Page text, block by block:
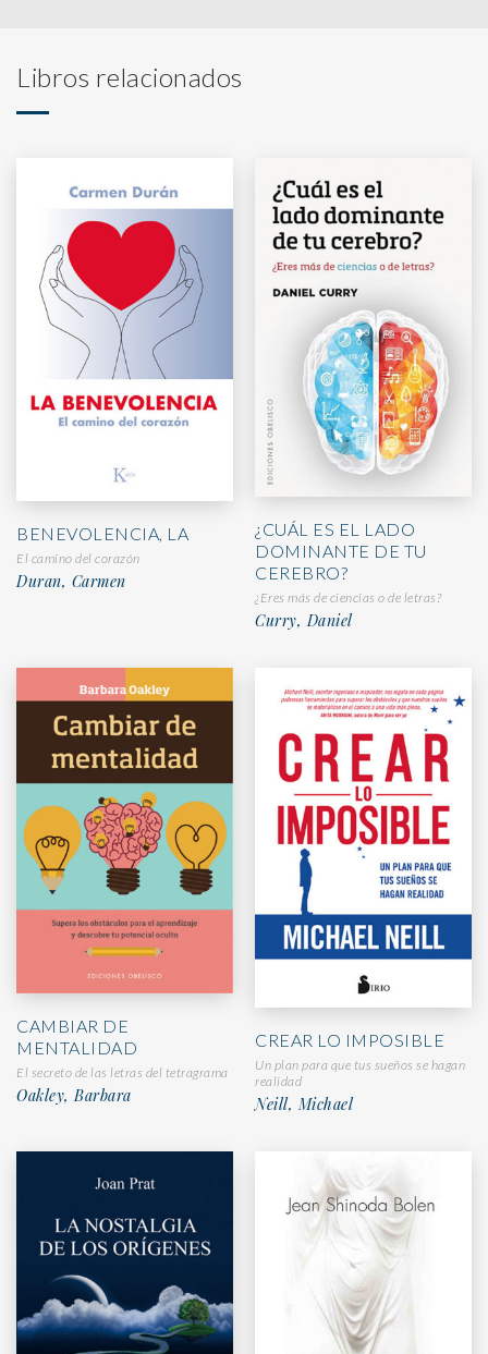
Libros relacionados
BENEVOLENCIA, LA
El camino del corazón
Duran, Carmen
¿CUÁL ES EL LADO
DOMINANTE DE TU
CEREBRO?
¿Eres más de ciencias o de letras?
Curry, Daniel
CAMBIAR DE
MENTALIDAD
El secreto de las letras del tetragrama
Oakley, Barbara
CREAR LO IMPOSIBLE
Un plan para que tus sueños se hagan
realidad
Neill, Michael